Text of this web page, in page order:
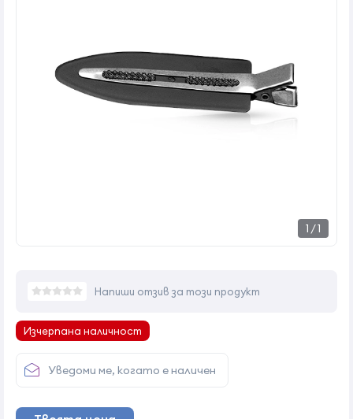
1 /1
Напиши отзив за този продукт
Изчерпана наличност
Уведоми ме, когато е наличен